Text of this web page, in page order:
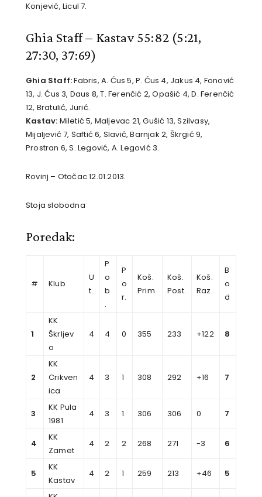
Konjević, Licul 7.
Ghia Staff – Kastav 55:82 (5:21,
27:30, 37:69)
Ghia Staff:Fabris, A. Ćus 5, P. Ćus 4, Jakus 4, Fonović
13, J. Ćus 3, Daus 8, T. Ferenčić 2, Opašić 4, D. Ferenčić
12, Bratulić, Jurić.
Kastav: Miletić 5, Maljevac 21, Gušić 13, Szilvasy,
Mijaljević 7, Saftić 6, Slavić, Barnjak 2, Škrgić 9,
Prostran 6, S. Legović, A. Legović 3.
Rovinj – Otočac 12.01.2013.
Stoja slobodna
Poredak:
# Klub
U
t.
P
o
b
.
P
o
r.
Koš.
Prim.
Koš.
Post.
Koš.
Raz.
B
o
d
1
KK
Škrljev
o
4 4 0 355 233 +122 8
2
KK
Crikven
ica
4 3 1 308 292 +16 7
3
KK Pula
1981
4 3 1 306 306 0 7
4
KK
Zamet
4 2 2 268 271 -3 6
5
KK
Kastav
4 2 1 259 213 +46 5